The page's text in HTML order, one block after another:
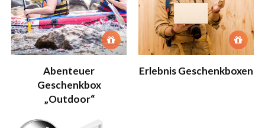
Abenteuer
Geschenkbox
„Outdoor“
Erlebnis Geschenkboxen